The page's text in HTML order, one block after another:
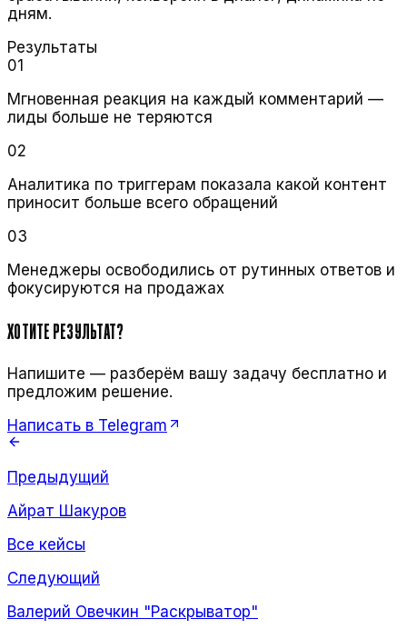
дням.
Результаты
01
Мгновенная реакция на каждый комментарий —
лиды больше не теряются
02
Аналитика по триггерам показала какой контент
приносит больше всего обращений
03
Менеджеры освободились от рутинных ответов и
фокусируются на продажах
ХОТИТЕ РЕЗУЛЬТАТ?
Напишите — разберём вашу задачу бесплатно и
предложим решение.
Написать в Telegram
Предыдущий
Айрат Шакуров
Все кейсы
Следующий
Валерий Овечкин "Раскрыватор"